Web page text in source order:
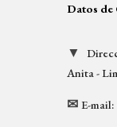
Datos
▼
Anita -
✉ E-mail: